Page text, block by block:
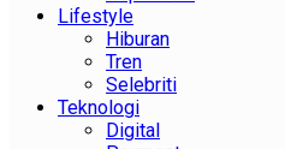
Lifestyle
Hiburan
Tren
Selebriti
Teknologi
Digital